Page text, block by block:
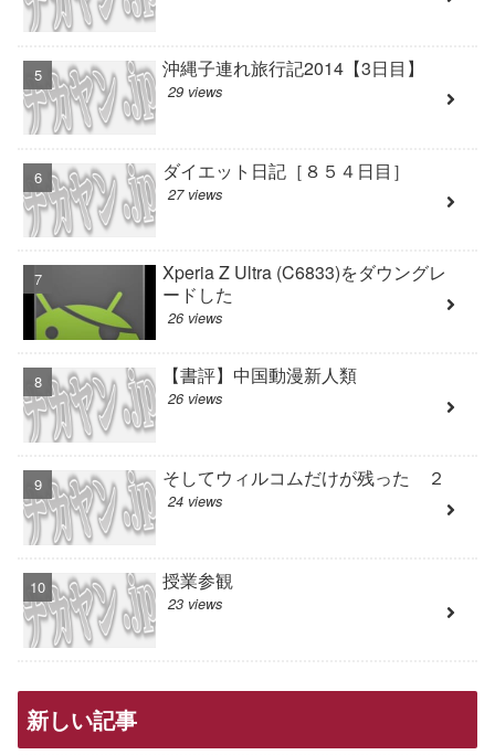
沖縄子連れ旅行記2014【3日目】
29 views
ダイエット日記［８５４日目］
27 views
Xperia Z Ultra (C6833)をダウングレ
ードした
26 views
【書評】中国動漫新人類
26 views
そしてウィルコムだけが残った ２
24 views
授業参観
23 views
新しい記事